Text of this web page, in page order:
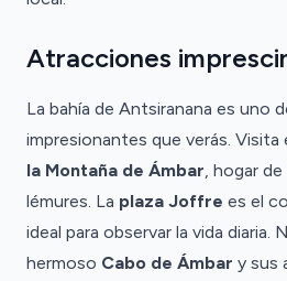
Atracciones
La bahía de Antsiranana es uno
impresionantes que verás. Visita
la Montaña de Ámbar, hogar
lémures. La plaza Joffre es el
ideal para observar la vida diaria.
hermoso Cabo de Ámbar y sus